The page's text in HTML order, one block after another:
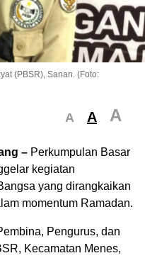
(PBSR), Sanan. (Foto:
A A A
– Perkumpulan Basar
kegiatan
yang dirangkaikan
momentum Ramadan.
Pengurus, dan
Kecamatan Menes,